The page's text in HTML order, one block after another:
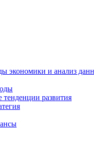
экономики и анализ
развития